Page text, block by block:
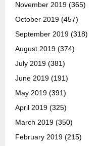
November 2019 (365)
October 2019 (457)
September 2019 (318)
August 2019 (374)
July 2019 (381)
June 2019 (191)
May 2019 (391)
April 2019 (325)
March 2019 (350)
February 2019 (215)